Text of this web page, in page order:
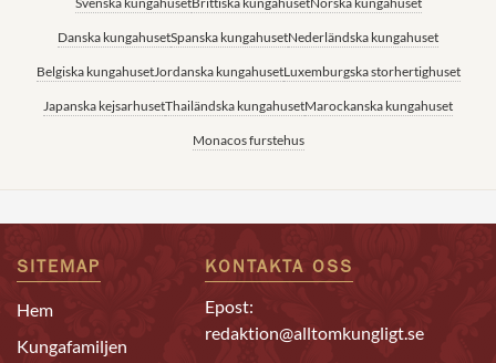
Danska kungahusetSpanska kungahusetNederländska kungahuset
Belgiska kungahusetJordanska kungahusetLuxemburgska storhertighuset
Japanska kejsarhusetThailändska kungahusetMarockanska kungahuset
Monacos furstehus
SITEMAP
Hem
Kungafamiljen
KONTAKTA OSS
Epost:
redaktion@alltomkungligt.se